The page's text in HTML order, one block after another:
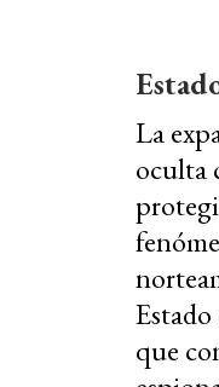
La
oculta
que